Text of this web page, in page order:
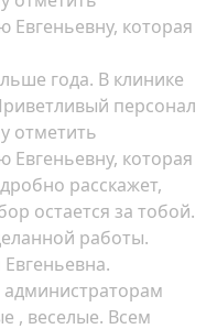
Евгеньевну, которая
года. В клинике
персонал
отметить
Евгеньевну, которая
расскажет,
остается за тобой.
работы.
, веселые. Всем